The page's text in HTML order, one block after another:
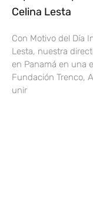
Celina Lesta
Con Motivo del Día
Lesta, nuestra
en Panamá en una
Fundación Trenco,
unir